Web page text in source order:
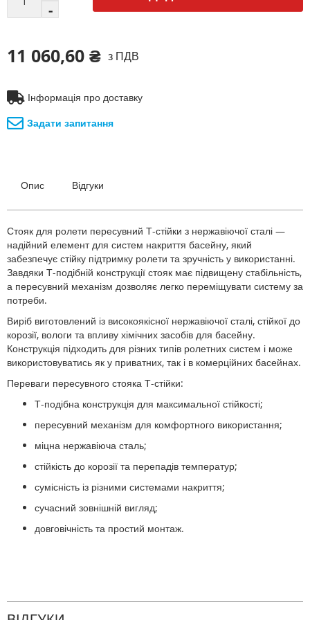
11 060,60 ₴ з ПДВ
Інформація про доставку
Задати запитання
Опис Відгуки
Стояк для ролети пересувний Т-стійки з нержавіючої сталі —
надійний елемент для систем накриття басейну, який
забезпечує стійку підтримку ролети та зручність у використанні.
Завдяки Т-подібній конструкції стояк має підвищену стабільність,
а пересувний механізм дозволяє легко переміщувати систему за
потреби.
Виріб виготовлений із високоякісної нержавіючої сталі, стійкої до
корозії, вологи та впливу хімічних засобів для басейну.
Конструкція підходить для різних типів ролетних систем і може
використовуватись як у приватних, так і в комерційних басейнах.
Переваги пересувного стояка Т-стійки:
Т-подібна конструкція для максимальної стійкості;
пересувний механізм для комфортного використання;
міцна нержавіюча сталь;
стійкість до корозії та перепадів температур;
сумісність із різними системами накриття;
сучасний зовнішній вигляд;
довговічність та простий монтаж.